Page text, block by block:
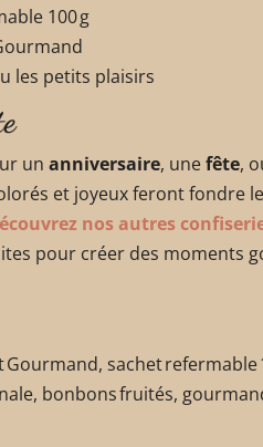
100 g
les petits plaisirs
un anniversaire, unefête,
et joyeux feront fondre
nos autres
pour créer des moments
sachet refermable
bonbons fruités,